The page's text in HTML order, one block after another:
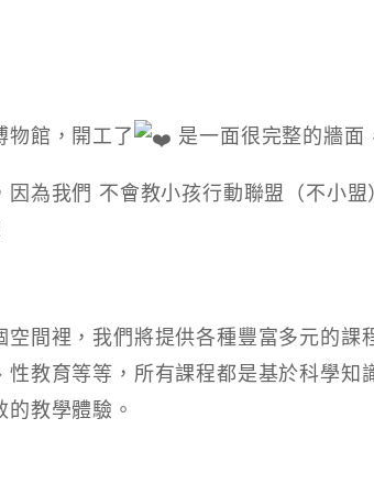
物館，開工了
是一面很完整的牆面
因為我們 不會教小孩行動聯盟（不小
空間裡，我們將提供各種豐富多元的課
教育等等，所有課程都是基於科學知
教學體驗。